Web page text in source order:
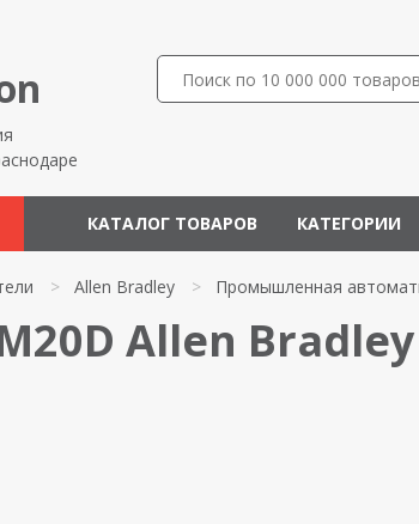
КАТАЛОГ ТОВАРОВ КАТЕГОРИИ
> Allen Bradley > Промышленная
Allen Bradley